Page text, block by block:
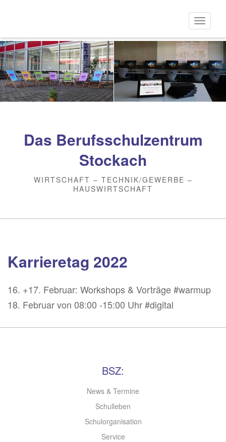
Inhalt
Das Berufsschulzentrum
Stockach
WIRTSCHAFT – TECHNIK/GEWERBE –
HAUSWIRTSCHAFT
Karrieretag 2022
16. +17. Februar: Workshops & Vorträge #warmup
18. Februar von 08:00 -15:00 Uhr #digital
BSZ:
News & Termine
Schulleben
Schulorganisation
Service